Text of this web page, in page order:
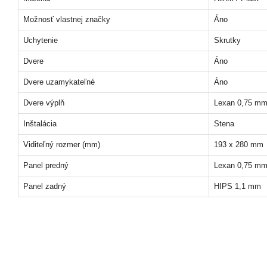
Možnosť vlastnej značky Áno
Uchytenie Skrutky
Dvere Áno
Dvere uzamykateľné Áno
Dvere výplň Lexan 0,75 mm
Inštalácia Stena
Viditeľný rozmer (mm) 193 x 280 mm
Panel predný Lexan 0,75 mm
Panel zadný HIPS 1,1 mm